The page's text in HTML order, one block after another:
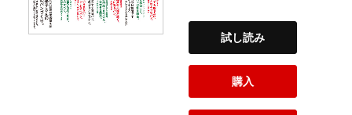
試し読み
購入